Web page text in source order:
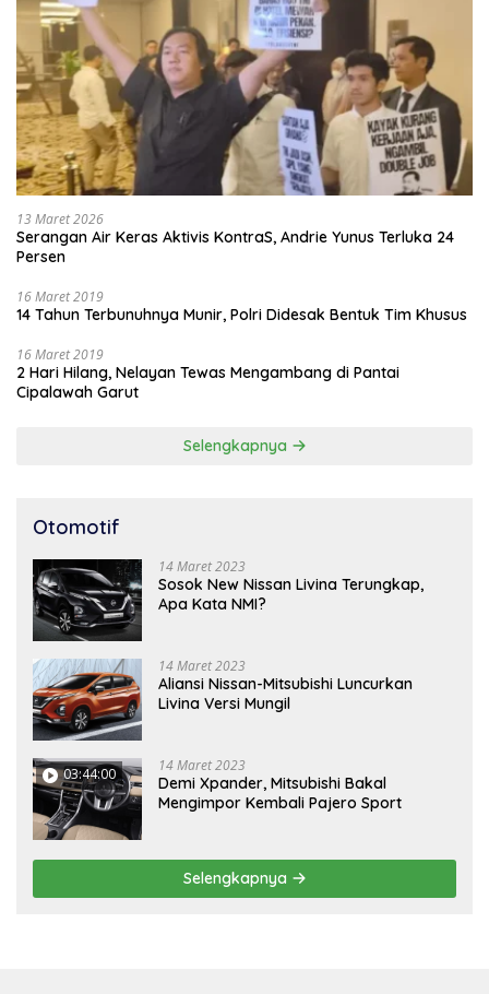
13 Maret 2026
Serangan Air Keras Aktivis KontraS, Andrie Yunus Terluka 24
Persen
16 Maret 2019
14 Tahun Terbunuhnya Munir, Polri Didesak Bentuk Tim Khusus
16 Maret 2019
2 Hari Hilang, Nelayan Tewas Mengambang di Pantai
Cipalawah Garut
Selengkapnya
Otomotif
14 Maret 2023
Sosok New Nissan Livina Terungkap,
Apa Kata NMI?
14 Maret 2023
Aliansi Nissan-Mitsubishi Luncurkan
Livina Versi Mungil
03:44:00 14 Maret 2023
Demi Xpander, Mitsubishi Bakal
Mengimpor Kembali Pajero Sport
Selengkapnya